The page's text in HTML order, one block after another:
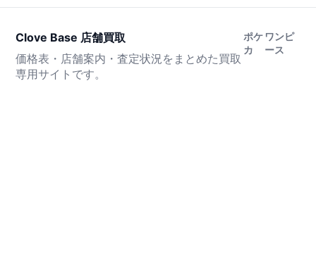
Clove Base 店舗買取
価格表・店舗案内・査定状況をまとめた買取
専用サイトです。
ポケ
カ
ワンピ
ース